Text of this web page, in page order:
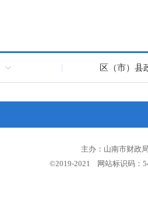
区（市）县
主办：山南市财政
©2019-2021 网站标识码：